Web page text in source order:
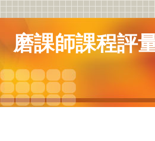
磨課師課程評